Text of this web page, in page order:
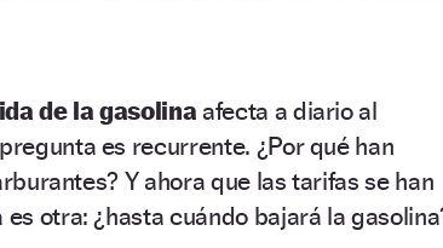
de la gasolinaafecta a diario al
es recurrente. ¿Por qué han
Y ahora que las tarifas se han
otra: ¿hasta cuándo bajará la